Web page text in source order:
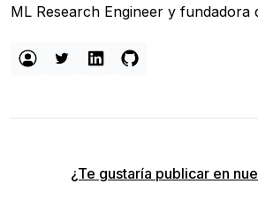
ML Research Engineer y fundadora
¿Te gustaría publicar en